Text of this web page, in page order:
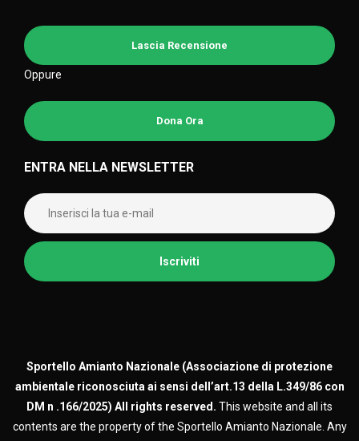
Lascia Recensione
Oppure
Dona Ora
ENTRA NELLA NEWSLETTER
Sportello Amianto Nazionale (Associazione di protezione
ambientale riconosciuta ai sensi dell’art.13 della L.349/86 con
DM n .166/2025) All rights reserved. This website and all its
contents are the property of the Sportello Amianto Nazionale. Any